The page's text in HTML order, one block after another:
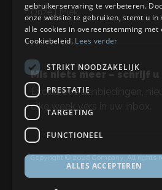
Mis niets meer – schrijf
Exclusieve aanbiedingen,
elke week vers in uw inbox.
Copyright © 2026 Company, All rights
gebruikerservaring te verbeteren.
onze website te gebruiken, stemt u in
alle cookies in overeenstemming met
Cookiebeleid. Lees verder
STRIKT NOODZAKELIJK
PRESTATIE
TARGETING
FUNCTIONEEL
ALLES ACCEPTEREN